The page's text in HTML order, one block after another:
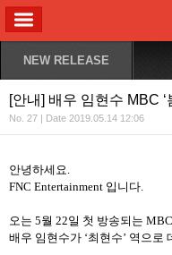
NEW RELEASE
[안내] 배우 임현수 MBC ‘
No. 27 | Date 2019.05.14 12:06
안녕하세요.
FNC Entertainment 입니다.
오는 5월 22일 첫 방송되는 MBC
배우 임현수가 ‘최현수’ 역으로